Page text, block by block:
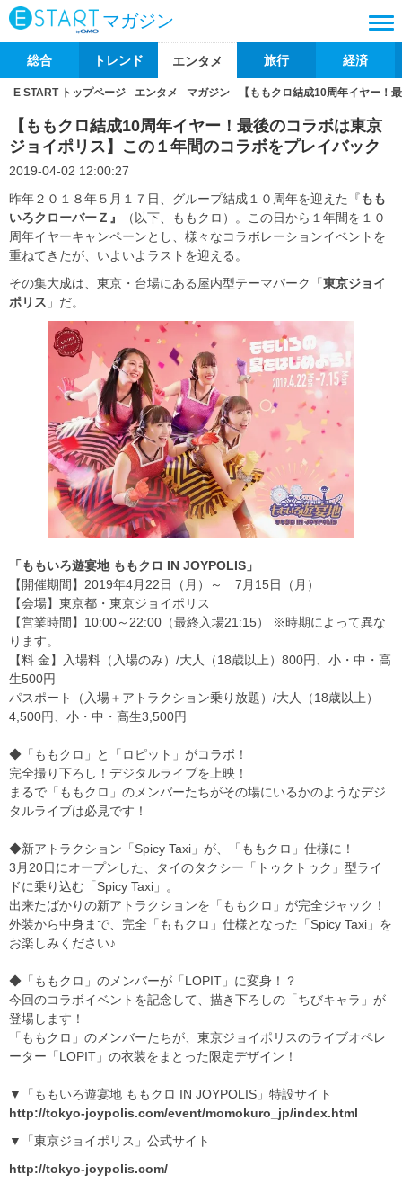
マガジン
総合 トレンド エンタメ 旅行 経済
E START トップページ エンタメ マガジン 【ももクロ結成10周年イヤー！
【ももクロ結成10周年イヤー！最後のコラボは東京
ジョイポリス】この１年間のコラボをプレイバック
2019-04-02 12:00:27
昨年２０１８年５月１７日、グループ結成１０周年を迎えた『もも
いろクローバーＺ』
（以下、ももクロ）。この日から１年間を１０
周年イヤーキャンペーンとし、様々なコラボレーションイベントを
重ねてきたが、いよいよラストを迎える。
その集大成は、東京・台場にある屋内型テーマパーク「東京ジョイ
ポリス 」だ。
「ももいろ遊宴地 ももクロ IN JOYPOLIS」
【開催期間】2019年4月22日（月）～ 7月15日（月）
【会場】東京都・東京ジョイポリス
【営業時間】10:00～22:00（最終入場21:15） ※時期によって異な
ります。
【料 金】入場料（入場のみ）/大人（18歳以上）800円、小・中・高
生500円
パスポート（入場＋アトラクション乗り放題）/大人（18歳以上）
4,500円、小・中・高生3,500円
◆「ももクロ」と「ロピット」がコラボ！
完全撮り下ろし！デジタルライブを上映！
まるで「ももクロ」のメンバーたちがその場にいるかのようなデジ
タルライブは必見です！
◆新アトラクション「Spicy Taxi」が、「ももクロ」仕様に！
3月20日にオープンした、タイのタクシー「トゥクトゥク」型ライ
ドに乗り込む「Spicy Taxi」。
出来たばかりの新アトラクションを「ももクロ」が完全ジャック！
外装から中身まで、完全「ももクロ」仕様となった「Spicy Taxi」を
お楽しみください♪
◆「ももクロ」のメンバーが「LOPIT」に変身！？
今回のコラボイベントを記念して、描き下ろしの「ちびキャラ」が
登場します！
「ももクロ」のメンバーたちが、東京ジョイポリスのライブオペレ
ーター「LOPIT」の衣装をまとった限定デザイン！
▼「ももいろ遊宴地 ももクロ IN JOYPOLIS」特設サイト
http://tokyo-joypolis.com/event/momokuro_jp/index.html
▼「東京ジョイポリス」公式サイト
http://tokyo-joypolis.com/